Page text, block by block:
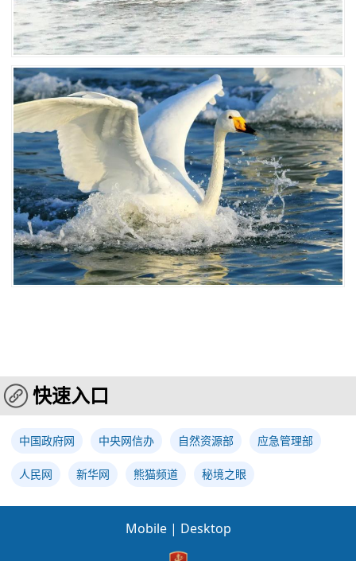
快速入口
中国政府网 中央网信办 自然资源部 应急管理部
人民网 新华网 熊猫频道 秘境之眼
Mobile | Desktop